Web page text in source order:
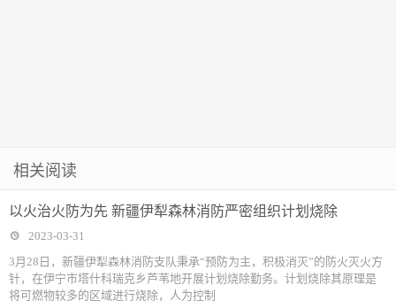
相关阅读
以火治火防为先 新疆伊犁森林消防严密组织计划烧除
2023-03-31
3月28日，新疆伊犁森林消防支队秉承“预防为主，积极消灭”的防火灭火方
针，在伊宁市塔什科瑞克乡芦苇地开展计划烧除勤务。计划烧除其原理是
将可燃物较多的区域进行烧除，人为控制